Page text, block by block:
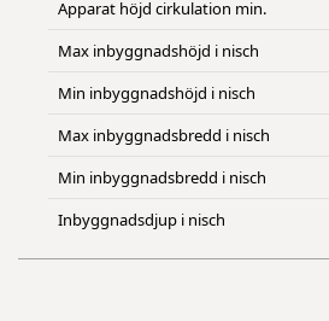
Apparat höjd cirkulation min.
Max inbyggnadshöjd i nisch
Min inbyggnadshöjd i nisch
Max inbyggnadsbredd i nisch
Min inbyggnadsbredd i nisch
Inbyggnadsdjup i nisch